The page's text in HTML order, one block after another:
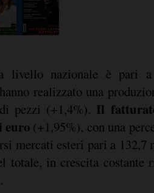
livello nazionale è pari
realizzato una
pezzi (+1,4%). Il
euro (+1,95%), con una
mercati esteri pari a 132,7
totale, in crescita costante